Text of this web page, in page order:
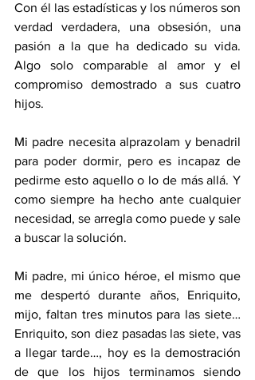
Con él las estadísticas y los números son
verdad verdadera, una obsesión, una
pasión a la que ha dedicado su vida.
Algo solo comparable al amor y el
compromiso demostrado a sus cuatro
hijos.
Mi padre necesita alprazolam y benadril
para poder dormir, pero es incapaz de
pedirme esto aquello o lo de más allá. Y
como siempre ha hecho ante cualquier
necesidad, se arregla como puede y sale
a buscar la solución.
Mi padre, mi único héroe, el mismo que
me despertó durante años, Enriquito,
mijo, faltan tres minutos para las siete…
Enriquito, son diez pasadas las siete, vas
a llegar tarde…, hoy es la demostración
de que los hijos terminamos siendo